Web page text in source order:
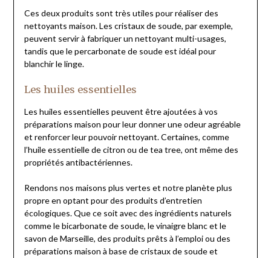
Ces deux produits sont très utiles pour réaliser des
nettoyants maison. Les cristaux de soude, par exemple,
peuvent servir à fabriquer un nettoyant multi-usages,
tandis que le percarbonate de soude est idéal pour
blanchir le linge.
Les huiles essentielles
Les huiles essentielles peuvent être ajoutées à vos
préparations maison pour leur donner une odeur agréable
et renforcer leur pouvoir nettoyant. Certaines, comme
l’huile essentielle de citron ou de tea tree, ont même des
propriétés antibactériennes.
Rendons nos maisons plus vertes et notre planète plus
propre en optant pour des produits d’entretien
écologiques. Que ce soit avec des ingrédients naturels
comme le bicarbonate de soude, le vinaigre blanc et le
savon de Marseille, des produits prêts à l’emploi ou des
préparations maison à base de cristaux de soude et